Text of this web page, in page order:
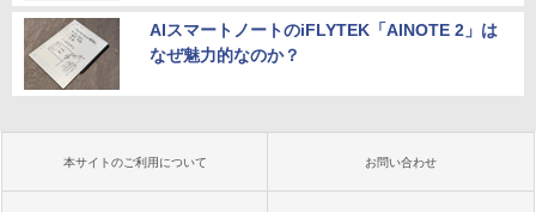
AIスマートノートのiFLYTEK「AINOTE 2」は
なぜ魅力的なのか？
本サイトのご利用について お問い合わせ